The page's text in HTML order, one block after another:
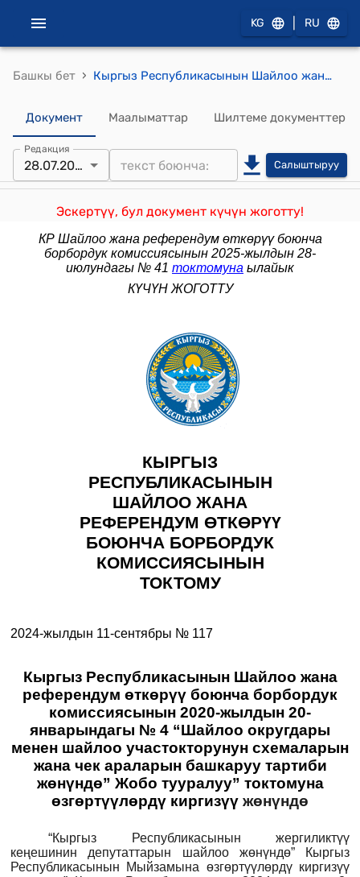
KG RU
Башкы бет › Кыргыз Республикасынын Шайлоо жана референдум өткөрүү боюнча борбордук комиссиясынын 2024-жылдын 11-сентябры № 117 "Кыргыз Республикасынын Шайлоо жана референдум өткөрүү боюнча борбордук комиссиясынын 2020-жылдын 20-январындагы № 4 “Шайлоо округдары менен шайлоо участокторунун схемаларын жана чек араларын башкаруу тартиби жөнүндө” Жобо тууралуу” токтомуна өзгөртүүлөрдү киргизүү жөнүндө" токтому
Документ Маалыматтар Шилтеме документтер
Редакция
28.07.2025 Салыштыруу
Эскертүү, бул документ күчүн жоготту!